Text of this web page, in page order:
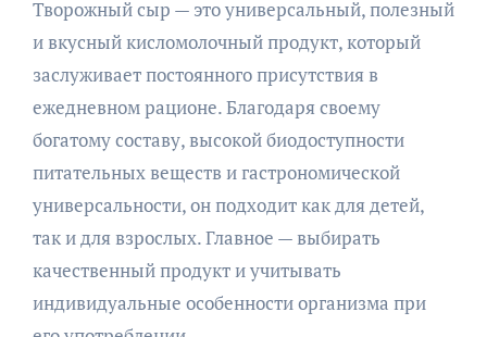
Творожный сыр — это универсальный, полезный
и вкусный кисломолочный продукт, который
заслуживает постоянного присутствия в
ежедневном рационе. Благодаря своему
богатому составу, высокой биодоступности
питательных веществ и гастрономической
универсальности, он подходит как для детей,
так и для взрослых. Главное — выбирать
качественный продукт и учитывать
индивидуальные особенности организма при